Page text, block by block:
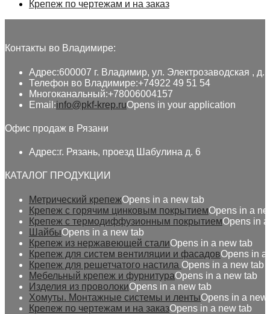
Крепеж по чертежам и на заказ
Контакты во Владимире:
Адрес:600007 г. Владимир, ул. Электрозаводская , д.
Телефон во Владимире:+74922 49 51 54
Многоканальный:+78006004157
Email:info@pkf-krep.ruOpens in your application
Офис продаж в Рязани
Адрес:г. Рязань, проезд Шабулина д. 6
КАТАЛОГ ПРОДУКЦИИ
Метрический крепежOpens in a new tab
Крепеж с горячим цинковым покрытиемOpens in a
Крепеж с термодиффузионным покрытиемOpens in
ШайбыOpens in a new tab
Крепеж из нержавеющей сталиOpens in a new tab
Крепеж для систем вентиляции и фасадовOpens in a
Крепеж для решетчатого настила Opens in a new tab
Мебельный крепеж и фурнитураOpens in a new tab
Изделия из проволокиOpens in a new tab
Хомуты. Монтажные системы и лентыOpens in a new
Крепеж по чертежам и на заказOpens in a new tab